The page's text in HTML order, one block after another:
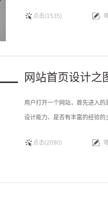
为了满足企业什么需求，需要
点击(1535)
网站首页设计之
用户打开一个网站，首先进入
设计能力、是否有丰富的经验
知道企业是做什么的。所以，
点击(2090)